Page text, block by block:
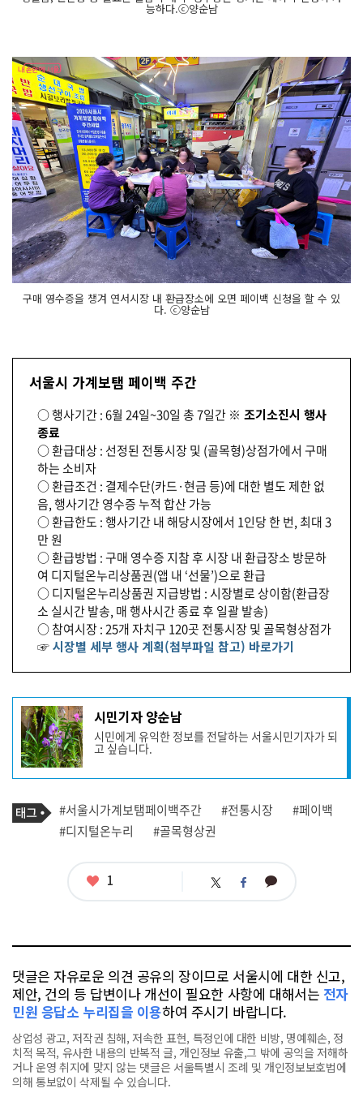
능하다.ⓒ양순남
구매 영수증을 챙겨 연서시장 내 환급장소에 오면 페이백 신청을 할 수 있
다. ⓒ양순남
서울시 가계보탬 페이백 주간
○ 행사기간 : 6월 24일~30일 총 7일간 ※ 조기소진시 행사
종료
○ 환급대상 : 선정된 전통시장 및 (골목형)상점가에서 구매
하는 소비자
○ 환급조건 : 결제수단(카드·현금 등)에 대한 별도 제한 없
음, 행사기간 영수증 누적 합산 가능
○ 환급한도 : 행사기간 내 해당시장에서 1인당 한 번, 최대 3
만 원
○ 환급방법 : 구매 영수증 지참 후 시장 내 환급장소 방문하
여 디지털온누리상품권(앱 내 ‘선물’)으로 환급
○ 디지털온누리상품권 지급방법 : 시장별로 상이함(환급장
소 실시간 발송, 매 행사시간 종료 후 일괄 발송)
○ 참여시장 : 25개 자치구 120곳 전통시장 및 골목형상점가
☞시장별 세부 행사 계획(첨부파일 참고) 바로가기
기
사
작
성
자
프
필
시민기자 양순남
시민에게 유익한 정보를 전달하는 서울시민기자가 되
고 싶습니다.
기
사
관
련
태
그
#서울시가계보탬페이백주간 #전통시장
#페이백
#디지털온누리
#골목형상권
좋1 트 페 카
댓글은 자유로운 의견 공유의 장이므로 서울시에 대한 신고,
제안, 건의 등 답변이나 개선이 필요한 사항에 대해서는 전자
민원 응답소 누리집을 이용하여 주시기 바랍니다.
상업성 광고, 저작권 침해, 저속한 표현, 특정인에 대한 비방, 명예훼손, 정
치적 목적, 유사한 내용의 반복적 글, 개인정보 유출,그 밖에 공익을 저해하
거나 운영 취지에 맞지 않는 댓글은 서울특별시 조례 및 개인정보보호법에
의해 통보없이 삭제될 수 있습니다.